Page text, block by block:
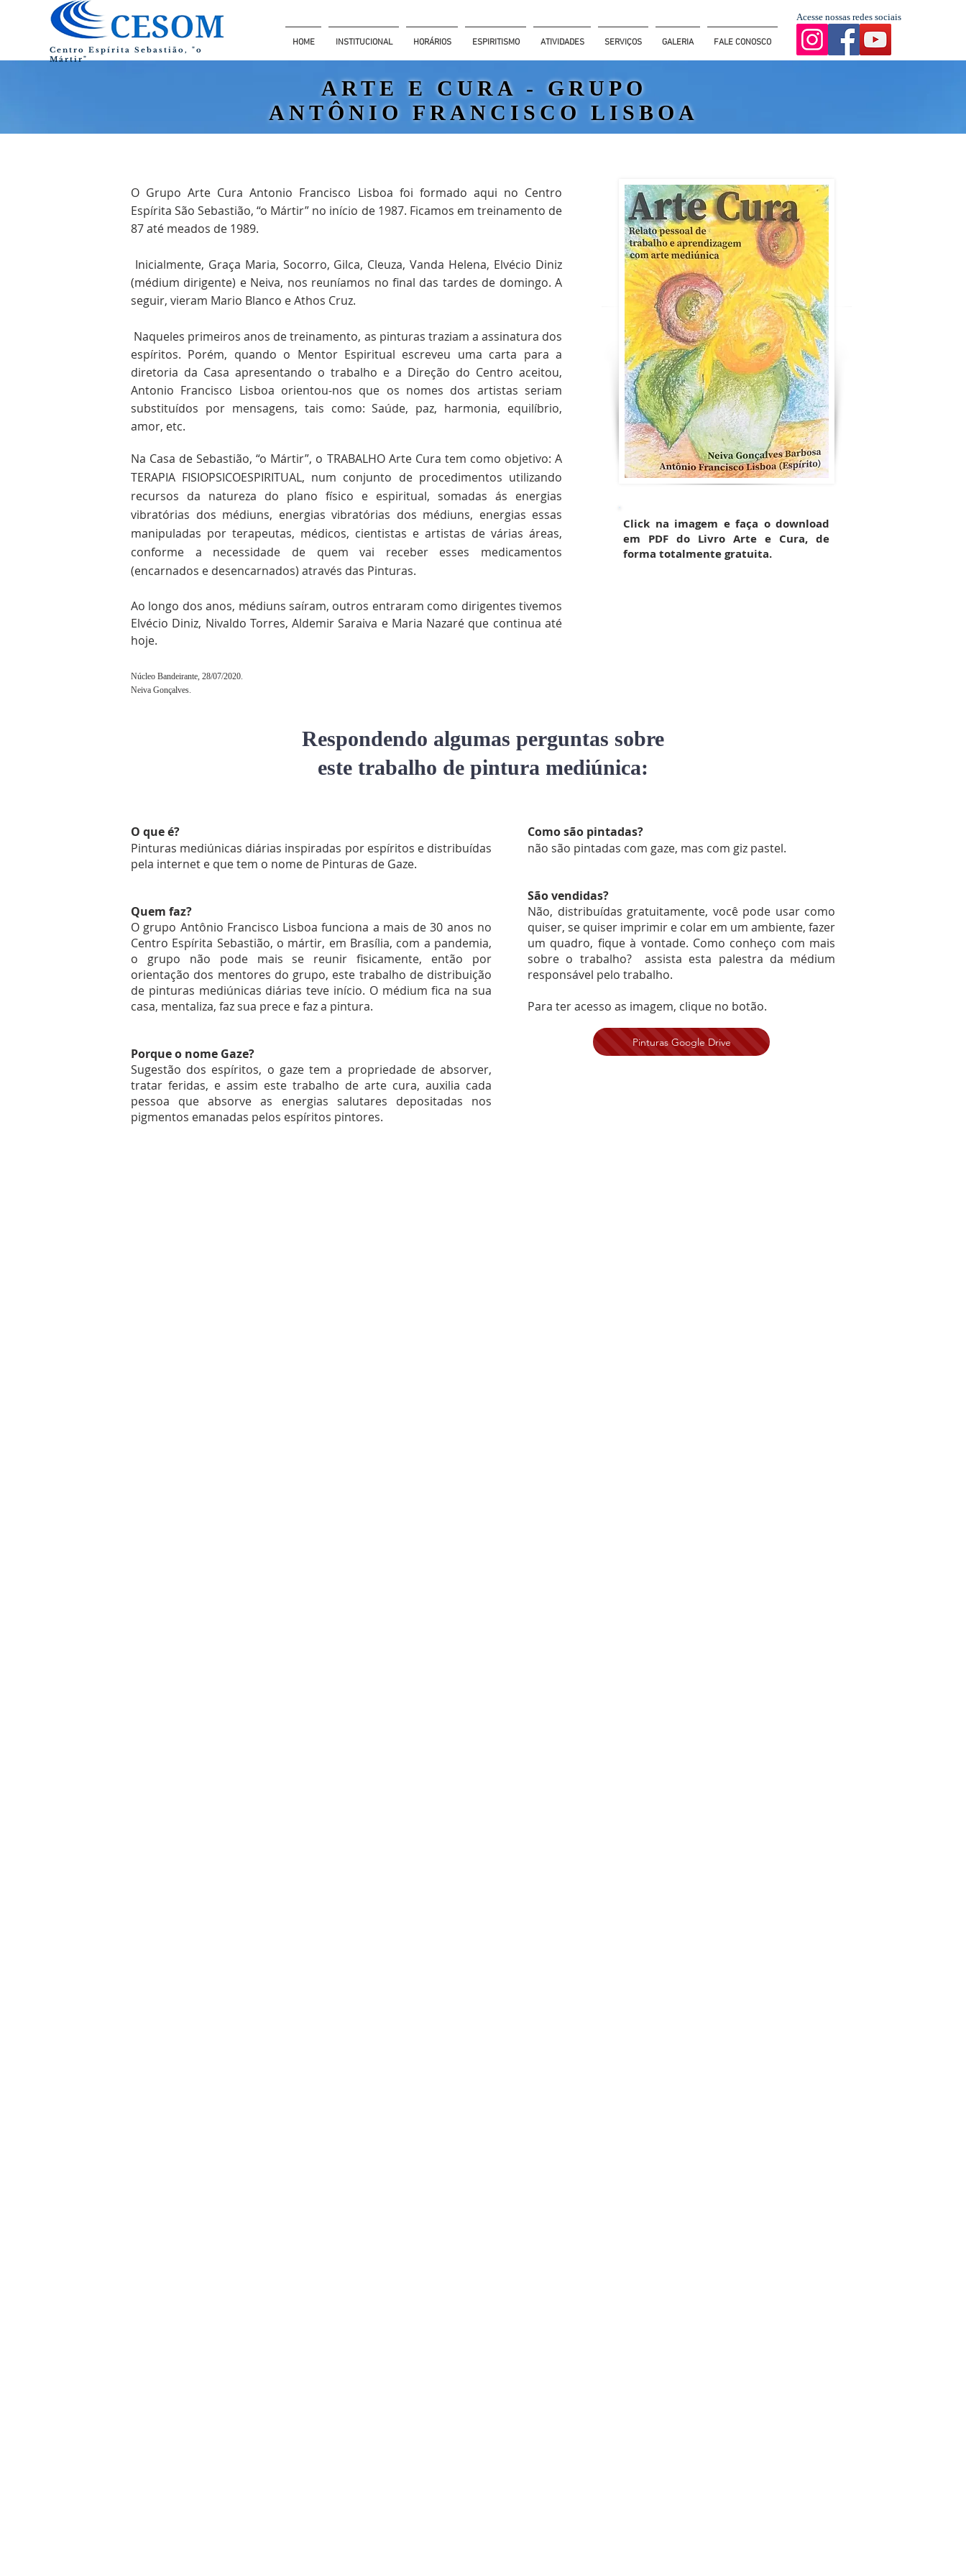
Acesse nossas redes sociais
HOME INSTITUCIONAL HORÁRIOS ESPIRITISMO ATIVIDADES SERVIÇOS GALERIA FALE CONOSCO
ARTE E CURA -GRUPO
ANTÔNIO FRANCISCO LISBOA
O Grupo Arte Cura Antonio Francisco Lisboa foi formado aqui no Centro
Espírita São Sebastião, “o Mártir” no início de 1987. Ficamos em treinamento de
87 até meados de 1989.
Inicialmente, Graça Maria, Socorro, Gilca, Cleuza, Vanda Helena, Elvécio Diniz
(médium dirigente) e Neiva, nos reuníamos no final das tardes de domingo. A
seguir, vieram Mario Blanco e Athos Cruz.
Naqueles primeiros anos de treinamento, as pinturas traziam a assinatura dos
espíritos. Porém, quando o Mentor Espiritual escreveu uma carta para a
diretoria da Casa apresentando o trabalho e a Direção do Centro aceitou,
Antonio Francisco Lisboa orientou-nos que os nomes dos artistas seriam
substituídos por mensagens, tais como: Saúde, paz, harmonia, equilíbrio,
amor, etc.
Na Casa de Sebastião, “o Mártir”, o TRABALHO Arte Cura tem como objetivo: A
TERAPIA FISIOPSICOESPIRITUAL, num conjunto de procedimentos utilizando
recursos da natureza do plano físico e espiritual, somadas ás energias
vibratórias dos médiuns, energias vibratórias dos médiuns, energias essas
manipuladas por terapeutas, médicos, cientistas e artistas de várias áreas,
conforme a necessidade de quem vai receber esses medicamentos
(encarnados e desencarnados) através das Pinturas.
Ao longo dos anos, médiuns saíram, outros entraram como dirigentes tivemos
Elvécio Diniz, Nivaldo Torres, Aldemir Saraiva e Maria Nazaré que continua até
hoje.
Núcleo Bandeirante, 28/07/2020.
Neiva Gonçalves.
Click na imagem e faça o download
em PDF do Livro Arte e Cura, de
forma totalmente gratuita.
Respondendo algumas perguntas sobre
este trabalho de pintura mediúnica:
O que é?
Pinturas mediúnicas diárias inspiradas por espíritos e distribuídas
pela internet e que tem o nome de Pinturas de Gaze.
Quem faz?
O grupo Antônio Francisco Lisboa funciona a mais de 30 anos no
Centro Espírita Sebastião, o mártir, em Brasília, com a pandemia,
o grupo não pode mais se reunir fisicamente, então por
orientação dos mentores do grupo, este trabalho de distribuição
de pinturas mediúnicas diárias teve início. O médium fica na sua
casa, mentaliza, faz sua prece e faz a pintura.
Porque o nome Gaze?
Sugestão dos espíritos, o gaze tem a propriedade de absorver,
tratar feridas, e assim este trabalho de arte cura, auxilia cada
pessoa que absorve as energias salutares depositadas nos
pigmentos emanadas pelos espíritos pintores.
Como são pintadas?
não são pintadas com gaze, mas com giz pastel.
São vendidas?
Não, distribuídas gratuitamente, você pode usar como
quiser, se quiser imprimir e colar em um ambiente, fazer
um quadro, fique à vontade. Como conheço com mais
sobre o trabalho? assista esta palestra da médium
responsável pelo trabalho.
Para ter acesso as imagem, clique no botão.
Pinturas Google Drive
Centro Espírita Sebastião, "o
Mártir"